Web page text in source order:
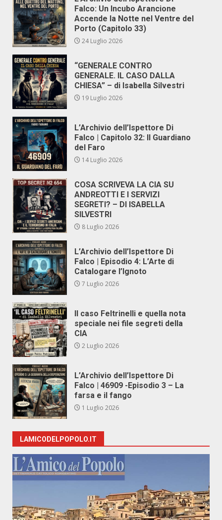
Falco: Un Incubo Arancione
Accende la Notte nel Ventre del
Porto (Capitolo 33)
24 Luglio 2026
“GENERALE CONTRO
GENERALE. IL CASO DALLA
CHIESA” – di Isabella Silvestri
19 Luglio 2026
L’Archivio dell’Ispettore Di
Falco | Capitolo 32: Il Guardiano
del Faro
14 Luglio 2026
COSA SCRIVEVA LA CIA SU
ANDREOTTI E I SERVIZI
SEGRETI? – DI ISABELLA
SILVESTRI
8 Luglio 2026
L’Archivio dell’Ispettore Di
Falco | Episodio 4: L’Arte di
Catalogare l’Ignoto
7 Luglio 2026
Il caso Feltrinelli e quella nota
speciale nei file segreti della
CIA
2 Luglio 2026
L’Archivio dell’Ispettore Di
Falco | 46909 -Episodio 3 – La
farsa e il fango
1 Luglio 2026
LAMICODELPOPOLO.IT